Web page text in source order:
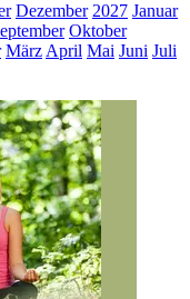
Dezember 2027 Januar
Oktober
März April Mai Juni Juli